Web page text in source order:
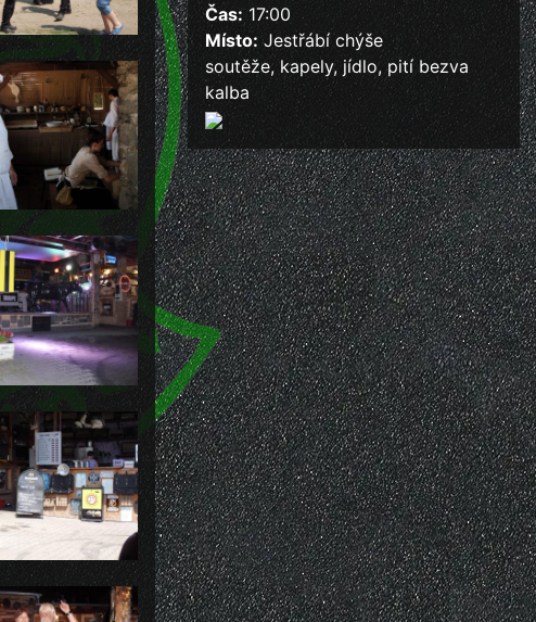
Čas: 17:00
Místo: Jestřábí chýše
soutěže, kapely, jídlo, pití bezva
kalba